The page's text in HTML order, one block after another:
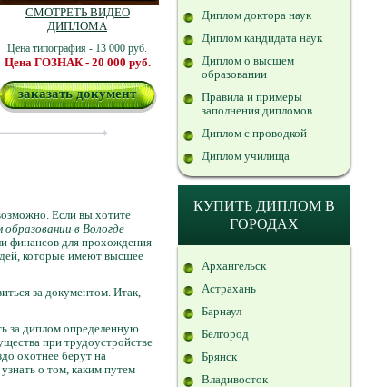
СМОТРЕТЬ ВИДЕО
ДИПЛОМА
Цена типография - 13 000 руб.
Цена ГОЗНАК - 20 000 руб.
заказать документ
Если вы хотите
в Вологде
финансов для прохождения
которые имеют высшее
за документом. Итак,
за диплом определенную
при трудоустройстве
охотнее берут на
о том, каким путем
Диплом доктора наук
Диплом кандидата наук
Диплом о высшем
образовании
Правила и примеры
заполнения дипломов
Диплом с проводкой
Диплом училища
КУПИТЬ ДИПЛОМ В
ГОРОДАХ
Архангельск
Астрахань
Барнаул
Белгород
Брянск
Владивосток